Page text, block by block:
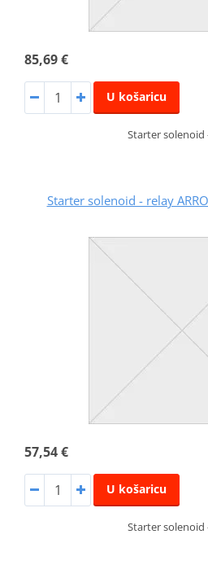
85,69 €
U košaricu
Starter solenoid
Starter solenoid - relay
57,54 €
U košaricu
Starter solenoid